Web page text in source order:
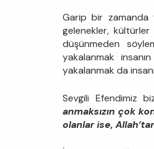
Garip bir zamanda
gelenekler,
düşünmeden
yakalanmak
yakalanmak da
Sevgili Efendimiz
anmaksızın çok
olanlar ise,